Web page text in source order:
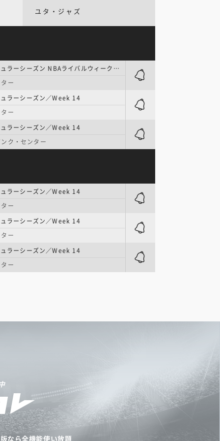
ユタ・ジャズ
NBA | レギュラーシーズン NBAライバルウィーク／Week 14
ー
ーシーズン／Week 14
ー
ーシーズン／Week 14
ク・センター
ーシーズン／Week 14
ー
ーシーズン／Week 14
ー
ーシーズン／Week 14
ー
なら全機能使い放題